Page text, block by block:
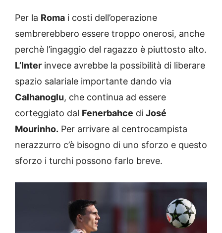
Per la Roma i costi dell’operazione
sembrerebbero essere troppo onerosi, anche
perchè l’ingaggio del ragazzo è piuttosto alto.
L’Inter invece avrebbe la possibilità di liberare
spazio salariale importante dando via
Calhanoglu, che continua ad essere
corteggiato dal Fenerbahce di José
Mourinho. Per arrivare al centrocampista
nerazzurro c’è bisogno di uno sforzo e questo
sforzo i turchi possono farlo breve.